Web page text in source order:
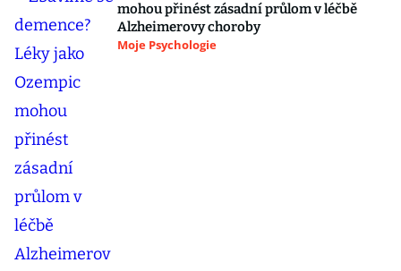
mohou přinést zásadní průlom v léčbě
Alzheimerovy choroby
Moje Psychologie